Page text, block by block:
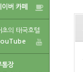
이버 카페
초의 태국호텔
통장